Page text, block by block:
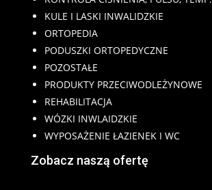
KULE I LASKI INWALIDZKIE
ORTOPEDIA
PODUSZKI ORTOPEDYCZNE
POZOSTAŁE
PRODUKTY PRZECIWODLEŻYNOWE
REHABILITACJA
WÓZKI INWLAIDZKIE
WYPOSAŻENIE ŁAZIENEK I WC
Zobacz naszą ofertę